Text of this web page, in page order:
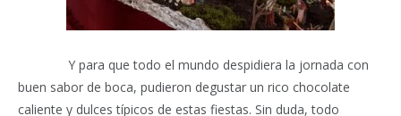
Y para que todo el mundo despidiera la jornada con
buen sabor de boca, pudieron degustar un rico chocolate
caliente y dulces típicos de estas fiestas. Sin duda, todo